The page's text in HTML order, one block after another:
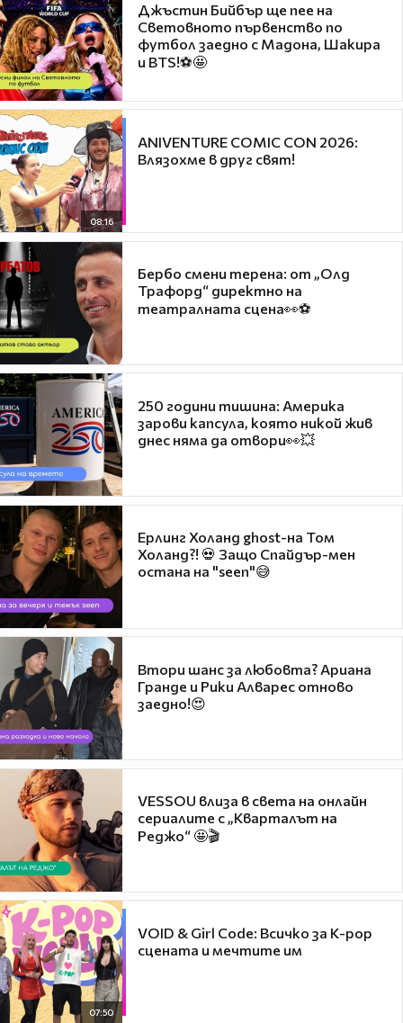
Джъстин Бийбър ще пее на
Световното първенство по
футбол заедно с Мадона, Шакира
и BTS!⚽🤩
08:16
ANIVENTURE COMIC CON 2026:
Влязохме в друг свят!
Бербо смени терена: от „Олд
Трафорд“ директно на
театралната сцена👀⚽
250 години тишина: Америка
зарови капсула, която никой жив
днес няма да отвори👀💥
Ерлинг Холанд ghost-на Том
Холанд?! 💀 Защо Спайдър-мен
остана на "seen"😅
Втори шанс за любовта? Ариана
Гранде и Рики Алварес отново
заедно!😍
VESSOU влиза в света на онлайн
сериалите с „Кварталът на
Реджо“ 🤩🎬
07:50
VOID & Girl Code: Всичко за K-pop
сцената и мечтите им